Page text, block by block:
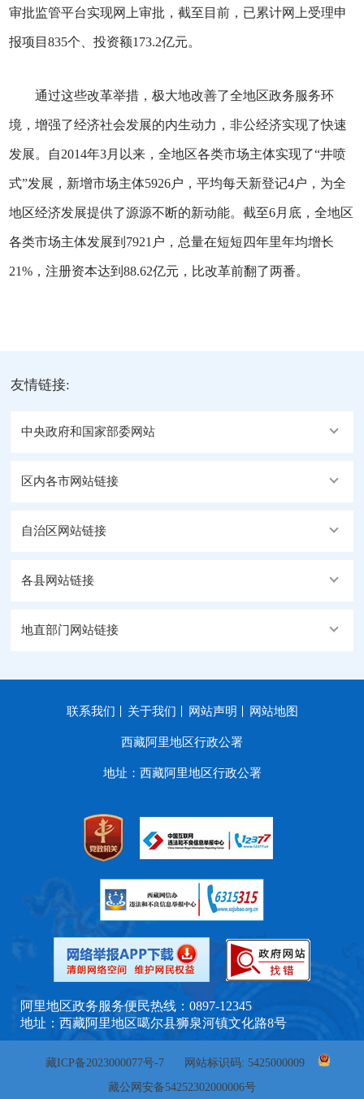
审批监管平台实现网上审批，截至目前，已累计网上受理申
报项目835个、投资额173.2亿元。
通过这些改革举措，极大地改善了全地区政务服务环
境，增强了经济社会发展的内生动力，非公经济实现了快速
发展。自2014年3月以来，全地区各类市场主体实现了“井喷
式”发展，新增市场主体5926户，平均每天新登记4户，为全
地区经济发展提供了源源不断的新动能。截至6月底，全地区
各类市场主体发展到7921户，总量在短短四年里年均增长
21%，注册资本达到88.62亿元，比改革前翻了两番。
友情链接:
中央政府和国家部委网站
区内各市网站链接
自治区网站链接
各县网站链接
地直部门网站链接
联系我们 关于我们 网站声明 网站地图
西藏阿里地区行政公署
地址：西藏阿里地区行政公署
阿里地区政务服务便民热线：0897-12345
地址：西藏阿里地区噶尔县狮泉河镇文化路8号
藏ICP备2023000077号-7
网站标识码: 5425000009
藏公网安备54252302000006号